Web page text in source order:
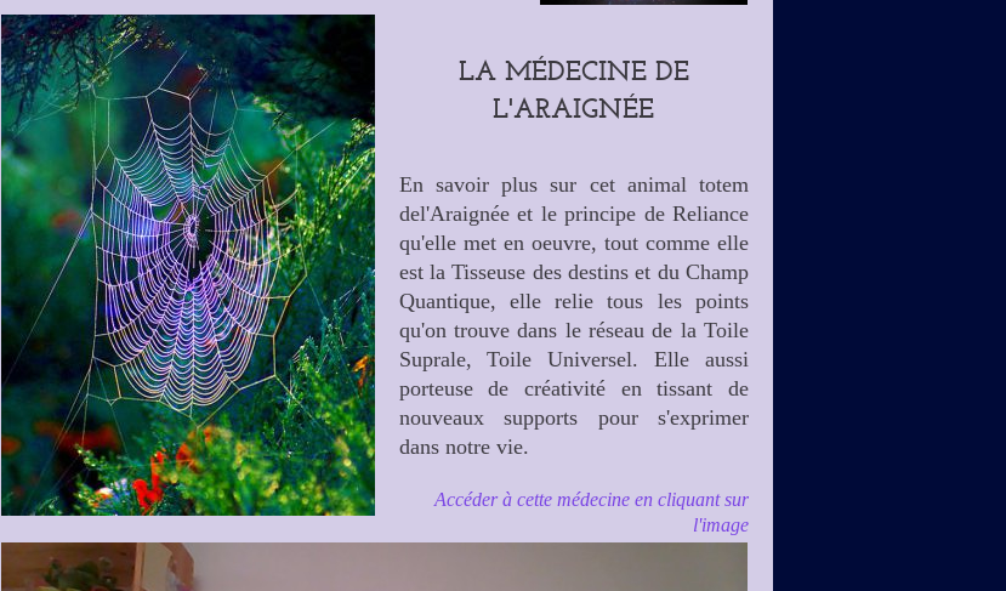
LA MÉDECINE DE
L'ARAIGNÉE
En savoir plus sur cet animal totem
del'Araignée et le principe de Reliance
qu'elle met en oeuvre, tout comme elle
est la Tisseuse des destins et du Champ
Quantique, elle relie tous les points
qu'on trouve dans le réseau de la Toile
Suprale, Toile Universel. Elle aussi
porteuse de créativité en tissant de
nouveaux supports pour s'exprimer
dans notre vie.
Accéder à cette médecine en cliquant sur
l'image